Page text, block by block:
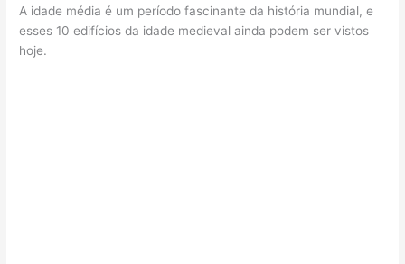
A idade média é um período fascinante da história mundial, e
esses 10 edifícios da idade medieval ainda podem ser vistos
hoje.